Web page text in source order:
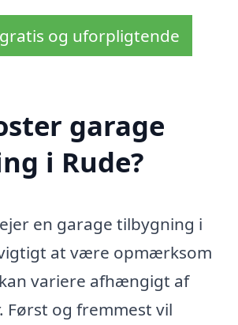
og uforpligtende
garage
i Rude?
en garage tilbygning i
at være opmærksom
variere afhængigt af
Først og fremmest vil